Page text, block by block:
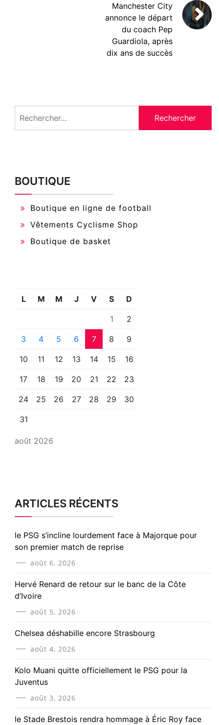
Manchester City
annonce le départ
du coach Pep
Guardiola, après
dix ans de succès
BOUTIQUE
Boutique en ligne de football
Vêtements Cyclisme Shop
Boutique de basket
août 2026
L M M J V S D
1 2
3 4 5 6 7 8 9
10 11 12 13 14 15 16
17 18 19 20 21 22 23
24 25 26 27 28 29 30
31
ARTICLES RÉCENTS
le PSG s’incline lourdement face à Majorque pour
son premier match de reprise
août 6, 2026
Hervé Renard de retour sur le banc de la Côte
d’Ivoire
août 5, 2026
Chelsea déshabille encore Strasbourg
août 4, 2026
Kolo Muani quitte officiellement le PSG pour la
Juventus
août 3, 2026
le Stade Brestois rendra hommage à Éric Roy face